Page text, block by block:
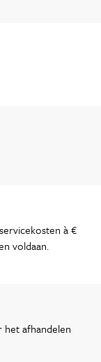
à €
voldaan.
het afhandelen